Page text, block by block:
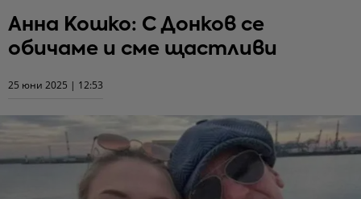
Анна Кошко: С Донков се
обичаме и сме щастливи
25 юни 2025 | 12:53